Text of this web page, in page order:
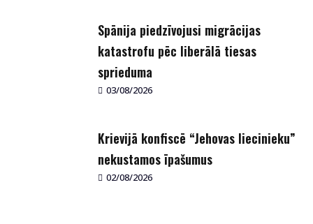
Spānija piedzīvojusi migrācijas
katastrofu pēc liberālā tiesas
sprieduma
03/08/2026
Krievijā konfiscē “Jehovas liecinieku”
nekustamos īpašumus
02/08/2026